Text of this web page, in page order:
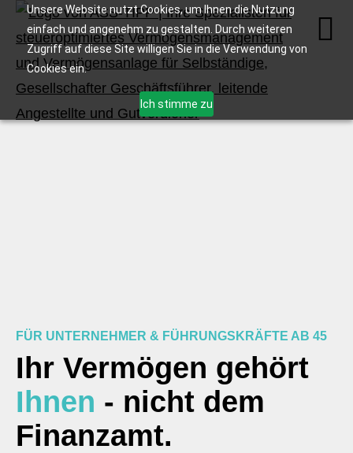
Unsere Website nutzt Cookies, um Ihnen die Nutzung
einfach und angenehm zu gestalten. Durch weiteren
Zugriff auf diese Site willigen Sie in die Verwendung von
Cookies ein.
Ich stimme zu
FÜR UNTERNEHMER & FÜHRUNGSKRÄFTE AB 45
Ihr Vermögen gehört
Ihnen - nicht dem
Finanzamt.